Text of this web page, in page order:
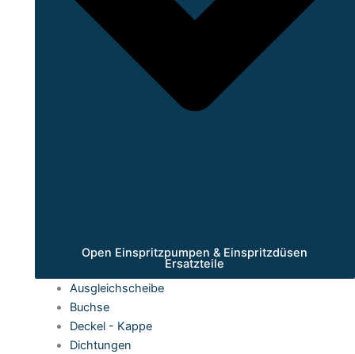
Open Einspritzpumpen & Einspritzdüsen
Ersatzteile
Ausgleichscheibe
Buchse
Deckel - Kappe
Dichtungen